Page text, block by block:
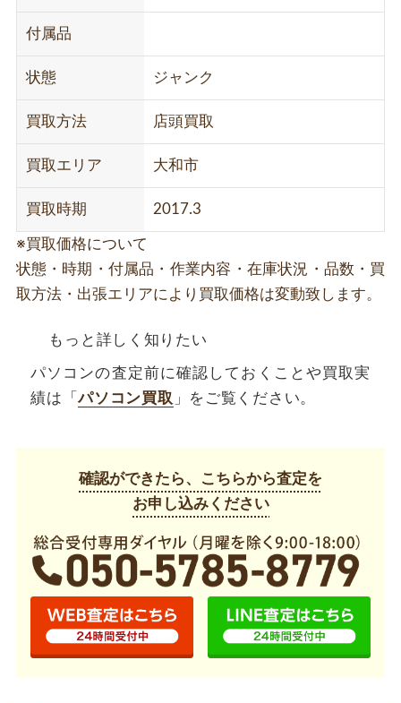
付属品
状態 ジャンク
買取方法 店頭買取
買取エリア 大和市
買取時期 2017.3
※買取価格について
状態・時期・付属品・作業内容・在庫状況・品数・買
取方法・出張エリアにより買取価格は変動致します。
もっと詳しく知りたい
パソコンの査定前に確認しておくことや買取実
績は「パソコン買取 」をご覧ください。
確認ができたら、こちらから査定を
お申し込みください